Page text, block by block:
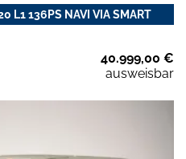
L1 136PS NAVI VIA SMART
40.999,00 €
ausweisbar